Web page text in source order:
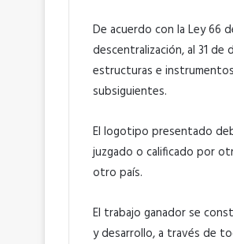
De acuerdo con la Ley 66
descentralización, al 31 de
estructuras e
subsiguientes.
El logotipo presentado
juzgado o calificado por
otro país.
El trabajo ganador se
y desarrollo, a través de